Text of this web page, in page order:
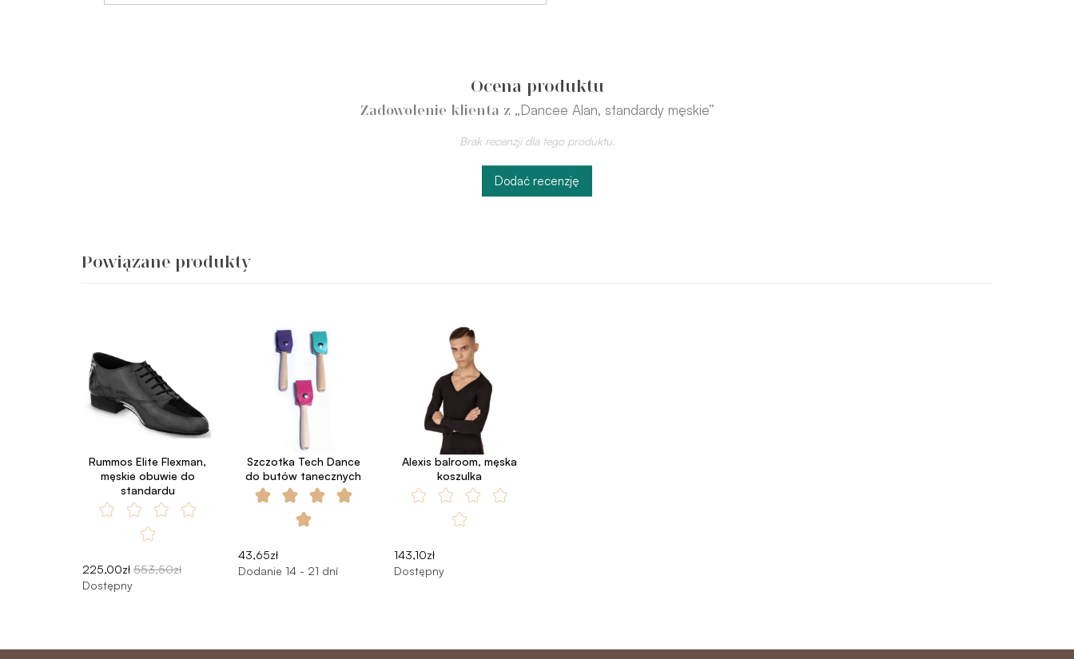
Ocena produktu
Zadowolenie klienta z „Dancee Alan, standardy męskie”
Brak recenzji dla tego produktu.
Dodać recenzję
Powiązane produkty
Rummos Elite Flexman,
męskie obuwie do
standardu
225,00zł 553,50zł
Dostępny
Szczotka Tech Dance
do butów tanecznych
43,65zł
Dodanie 14 - 21 dní
Alexis balroom, męska
koszulka
143,10zł
Dostępny